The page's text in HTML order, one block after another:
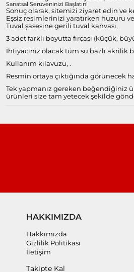
Sanatsal Serüveninizi Başlatın!
Sonuç olarak, sitemizi ziyaret edin ve
Eşsiz resimlerinizi yaratırken huzuru
Tuval şasesine gerili tuval kanvası,
3 adet farklı boyutta fırçası (küçük,
İhtiyacınız olacak tüm su bazlı akrilik
Kullanım kılavuzu, .
Resmin ortaya çıktığında
Tek yapmanız gereken beğendiğiniz
ürünleri size tam yetecek şekilde
HAKKIMIZDA
Hakkımızda
Gizlilik Politikası
İletişim
Takipte Kal